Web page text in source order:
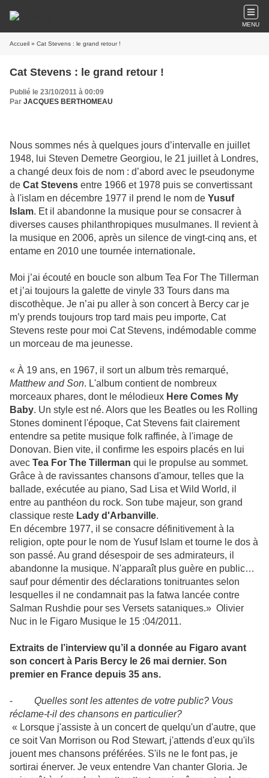
MENU
Accueil » Cat Stevens : le grand retour !
Cat Stevens : le grand retour !
Publié le 23/10/2011 à 00:09
Par JACQUES BERTHOMEAU
Nous sommes nés à quelques jours d’intervalle en juillet
1948, lui Steven Demetre Georgiou, le 21 juillet à Londres,
a changé deux fois de nom : d’abord avec le pseudonyme
de Cat Stevens entre 1966 et 1978 puis se convertissant
à l'islam en décembre 1977 il prend le nom de Yusuf
Islam. Et il abandonne la musique pour se consacrer à
diverses causes philanthropiques musulmanes. Il revient à
la musique en 2006, après un silence de vingt-cinq ans, et
entame en 2010 une tournée internationale.
Moi j’ai écouté en boucle son album Tea For The Tillerman
et j’ai toujours la galette de vinyle 33 Tours dans ma
discothèque. Je n’ai pu aller à son concert à Bercy car je
m’y prends toujours trop tard mais peu importe, Cat
Stevens reste pour moi Cat Stevens, indémodable comme
un morceau de ma jeunesse.
« À 19 ans, en 1967, il sort un album très remarqué,
Matthew and Son. L'album contient de nombreux
morceaux phares, dont le mélodieux Here Comes My
Baby. Un style est né. Alors que les Beatles ou les Rolling
Stones dominent l'époque, Cat Stevens fait clairement
entendre sa petite musique folk raffinée, à l'image de
Donovan. Bien vite, il confirme les espoirs placés en lui
avec Tea For The Tillerman qui le propulse au sommet.
Grâce à de ravissantes chansons d'amour, telles que la
ballade, exécutée au piano, Sad Lisa et Wild World, il
entre au panthéon du rock. Son tube majeur, son grand
classique reste Lady d'Arbanville.
En décembre 1977, il se consacre définitivement à la
religion, opte pour le nom de Yusuf Islam et tourne le dos à
son passé. Au grand désespoir de ses admirateurs, il
abandonne la musique. N'apparaît plus guère en public…
sauf pour démentir des déclarations tonitruantes selon
lesquelles il ne condamnait pas la fatwa lancée contre
Salman Rushdie pour ses Versets sataniques.» Olivier
Nuc in le Figaro Musique le 15 :04/2011.
Extraits de l’interview qu’il a donnée au Figaro avant
son concert à Paris Bercy le 26 mai dernier. Son
premier en France depuis 35 ans.
- Quelles sont les attentes de votre public? Vous
réclame-t-il des chansons en particulier?
« Lorsque j'assiste à un concert de quelqu'un d'autre, que
ce soit Van Morrison ou Rod Stewart, j'attends d'eux qu'ils
jouent mes chansons préférées. S'ils ne le font pas, je
sortirai énerver. Je veux entendre Van chanter Gloria. Je